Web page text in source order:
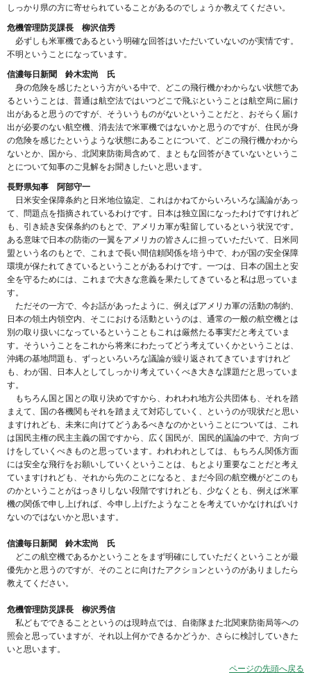
しっかり県の方に寄せられていることがあるのでしょうか教えてください。
危機管理防災課長 柳沢信秀
必ずしも米軍機であるという明確な回答はいただいていないのが実情です。
不明ということになっています。
信濃毎日新聞 鈴木宏尚 氏
身の危険を感じたという方がいる中で、どこの飛行機かわからない状態であ
るということは、普通は航空法ではいつどこで飛ぶということは航空局に届け
出があると思うのですが、そういうものがないということだと、おそらく届け
出が必要のない航空機、消去法で米軍機ではないかと思うのですが、住民が身
の危険を感じたというような状態にあることについて、どこの飛行機かわから
ないとか、国から、北関東防衛局含めて、まともな回答がきていないというこ
とについて知事のご見解をお聞きしたいと思います。
長野県知事 阿部守一
日米安全保障条約と日米地位協定、これはかねてからいろいろな議論があっ
て、問題点を指摘されているわけです。日本は独立国になったわけですけれど
も、引き続き安保条約のもとで、アメリカ軍が駐留しているという状況です。
ある意味で日本の防衛の一翼をアメリカの皆さんに担っていただいて、日米同
盟という名のもとで、これまで長い間信頼関係を培う中で、わが国の安全保障
環境が保たれてきているということがあるわけです。一つは、日本の国土と安
全を守るためには、これまで大きな意義を果たしてきていると私は思っていま
す。
ただその一方で、今お話があったように、例えばアメリカ軍の活動の制約、
日本の領土内領空内、そこにおける活動というのは、通常の一般の航空機とは
別の取り扱いになっているということもこれは厳然たる事実だと考えていま
す。そういうことをこれから将来にわたってどう考えていくかということは、
沖縄の基地問題も、ずっといろいろな議論が繰り返されてきていますけれど
も、わが国、日本人としてしっかり考えていくべき大きな課題だと思っていま
す。
もちろん国と国との取り決めですから、われわれ地方公共団体も、それを踏
まえて、国の各機関もそれを踏まえて対応していく、というのが現状だと思い
ますけれども、未来に向けてどうあるべきなのかということについては、これ
は国民主権の民主主義の国ですから、広く国民が、国民的議論の中で、方向づ
けをしていくべきものと思っています。われわれとしては、もちろん関係方面
には安全な飛行をお願いしていくということは、もとより重要なことだと考え
ていますけれども、それから先のことになると、まだ今回の航空機がどこのも
のかということがはっきりしない段階ですけれども、少なくとも、例えば米軍
機の関係で申し上げれば、今申し上げたようなことを考えていかなければいけ
ないのではないかと思います。
信濃毎日新聞 鈴木宏尚 氏
どこの航空機であるかということをまず明確にしていただくということが最
優先かと思うのですが、そのことに向けたアクションというのがありましたら
教えてください。
危機管理防災課長 柳沢秀信
私どもでできることというのは現時点では、自衛隊また北関東防衛局等への
照会と思っていますが、それ以上何かできるかどうか、さらに検討していきた
いと思います。
ページの先頭へ戻る